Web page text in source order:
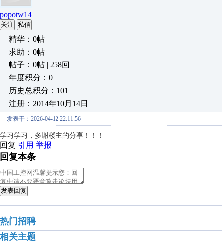
popotw14
关注 私信
精华：0帖
求助：0帖
帖子：0帖 | 258回
年度积分：0
历史总积分：101
注册：2014年10月14日
发表于：2026-04-12 22:11:56
学习学习，多谢楼主的分享！！！
回复 引用 举报
回复本条
发表回复
热门招聘
相关主题